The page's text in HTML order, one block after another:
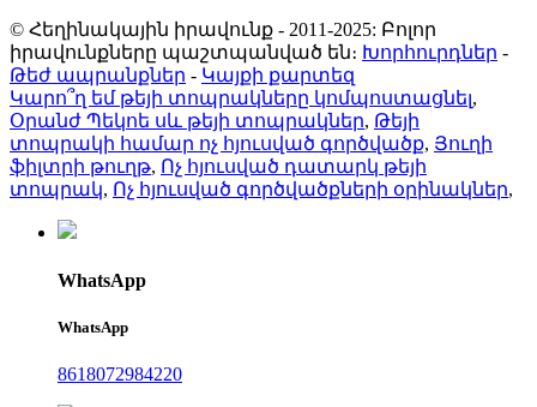
© Հեղինակային իրավունք - 2011-2025: Բոլոր
իրավունքները պաշտպանված են։ Խորհուրդներ -
Թեժ ապրանքներ - Կայքի քարտեզ
Կարո՞ղ եմ թեյի տոպրակները կոմպոստացնել,
Օրանժ Պեկոե սև թեյի տոպրակներ, Թեյի
տոպրակի համար ոչ հյուսված գործվածք, Յուղի
ֆիլտրի թուղթ, Ոչ հյուսված դատարկ թեյի
տոպրակ, Ոչ հյուսված գործվածքների օրինակներ,
WhatsApp
WhatsApp
8618072984220